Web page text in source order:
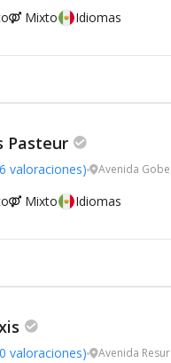
Mixto Idiomas
Pasteur
valoraciones) Avenida
Mixto Idiomas
valoraciones) Avenida